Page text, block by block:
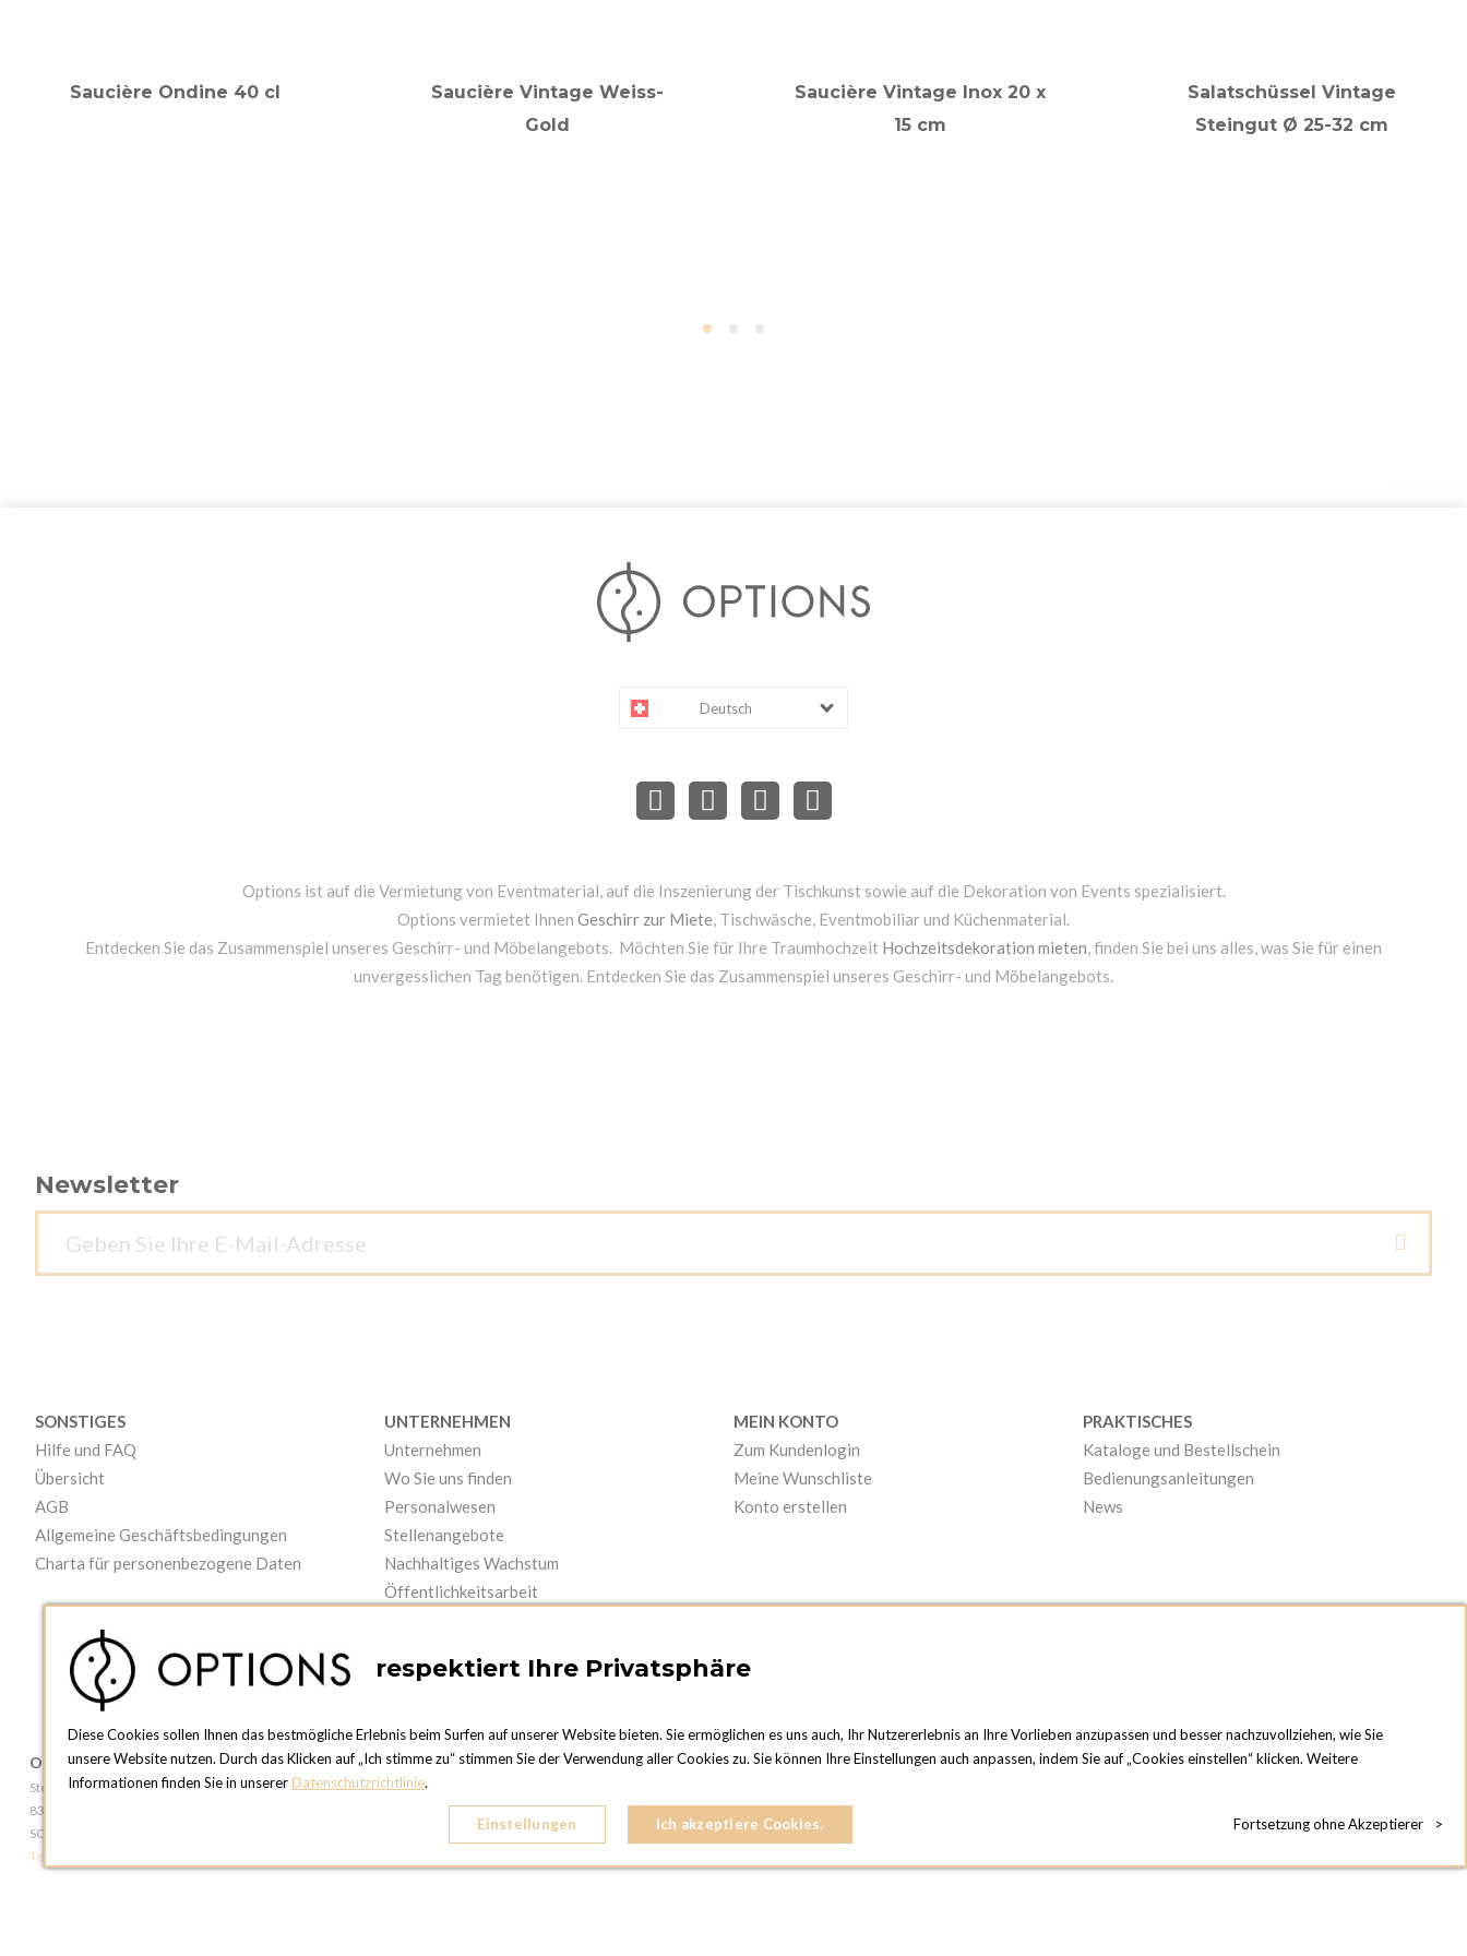
Saucière Ondine 40 cl
Saucière Vintage Weiss-
Gold
Saucière Vintage Inox 20 x
15 cm
Salatschüssel Vintage
Steingut Ø 25-32 cm
Deutsch
Options ist auf die Vermietung von Eventmaterial, auf die Inszenierung der Tischkunst sowie auf die Dekoration von Events spezialisiert.
Options vermietet Ihnen Geschirr zur Miete, Tischwäsche, Eventmobiliar und Küchenmaterial.
Entdecken Sie das Zusammenspiel unseres Geschirr- und Möbelangebots. Möchten Sie für Ihre Traumhochzeit Hochzeitsdekoration mieten, finden Sie bei uns alles, was Sie für einen
unvergesslichen Tag benötigen. Entdecken Sie das Zusammenspiel unseres Geschirr- und Möbelangebots.
Newsletter
SONSTIGES
Hilfe und FAQ
Übersicht
AGB
Allgemeine Geschäftsbedingungen
Charta für personenbezogene Daten
UNTERNEHMEN
Unternehmen
Wo Sie uns finden
Personalwesen
Stellenangebote
Nachhaltiges Wachstum
Öffentlichkeitsarbeit
MEIN KONTO
Zum Kundenlogin
Meine Wunschliste
Konto erstellen
PRAKTISCHES
Kataloge und Bestellschein
Bedienungsanleitungen
News
OPTIONS ZÜRICH
Steinackerstrasse 55,
8302 Kloten
SCHWEIZ
Telefon:
OPTIONS GENF
81, Route du Bois-des-Frères
1219 Le Lignon
respektiert Ihre Privatsphäre
Diese Cookies sollen Ihnen das bestmögliche Erlebnis beim Surfen auf unserer Website bieten. Sie ermöglichen es uns auch, Ihr Nutzererlebnis an Ihre Vorlieben anzupassen und besser nachzuvollziehen, wie Sie
unsere Website nutzen. Durch das Klicken auf „Ich stimme zu“ stimmen Sie der Verwendung aller Cookies zu. Sie können Ihre Einstellungen auch anpassen, indem Sie auf „Cookies einstellen“ klicken. Weitere
Informationen finden Sie in unserer Datenschutzrichtlinie.
Einstellungen Ich akzeptiere Cookies. Fortsetzung ohne Akzeptierer >